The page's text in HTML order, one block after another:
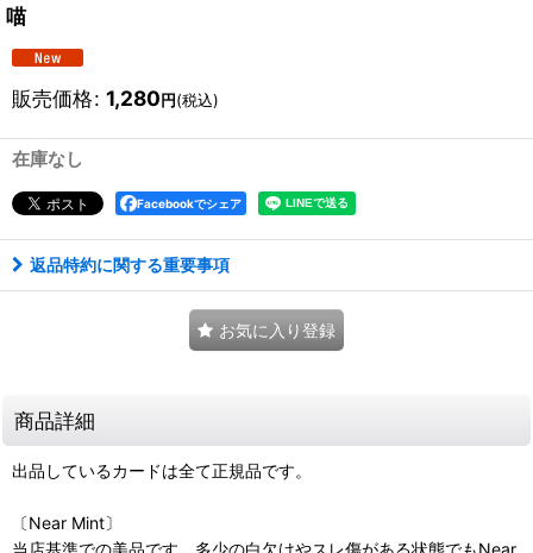
喵
販売価格: 1,280円(税込)
在庫なし
Facebookでシェア
返品特約に関する重要事項
お気に入り登録
商品詳細
出品しているカードは全て正規品です。
〔Near Mint〕
当店基準での美品です。多少の白欠けやスレ傷がある状態でもNear